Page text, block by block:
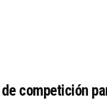
competición